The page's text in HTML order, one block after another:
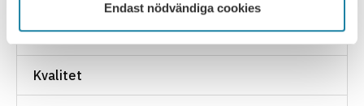
Endast nödvändiga cookies
Kollegialitet
Kvalitet